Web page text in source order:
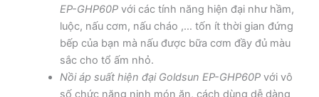
EP-GHP60Pvới các tính năng hiện đại như hầm,
luộc, nấu cơm, nấu cháo ,… tốn ít thời gian đứng
bếp của bạn mà nấu được bữa cơm đầy đủ màu
sắc cho tổ ấm nhỏ.
Nồi áp suất hiện đại Goldsun EP-GHP60Pvới vô
số chức năng ninh món ăn, cách dùng dễ dàng